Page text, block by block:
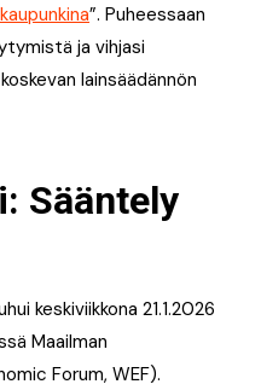
”. Puheessaan
ja vihjasi
lainsäädännön
Sääntely
keskiviikkona 21.1.2026
Maailman
Forum, WEF).